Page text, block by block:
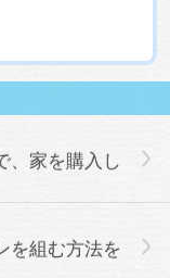
、家を購入し
を組む方法を